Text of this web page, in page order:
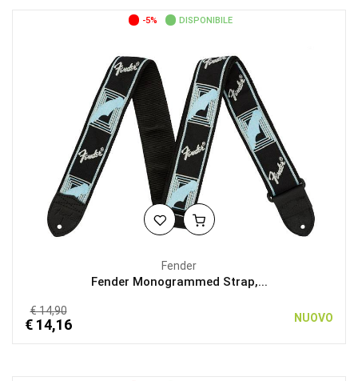
-5% DISPONIBILE
Fender
Fender Monogrammed Strap,...
€ 14,90
€ 14,16 NUOVO